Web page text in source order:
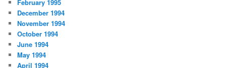
February 1995
December 1994
November 1994
October 1994
June 1994
May 1994
April 1994